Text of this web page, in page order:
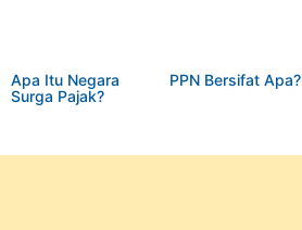
Apa Itu Negara
Surga Pajak?
PPN Bersifat Apa?